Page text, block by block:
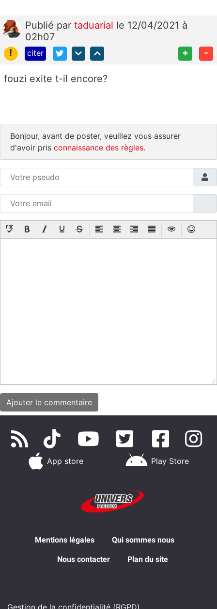
Publié par taduarial le 12/04/2021 à
02h07
!
citer + -
fouzi exite t-il encore?
Bonjour, avant de poster, veuillez vous assurer
d'avoir pris connaissance des règles.
App store Play Store
Mentions légales Qui sommes nous
Nous contacter Plan du site
Gestion de la confidentialité (RGPD)